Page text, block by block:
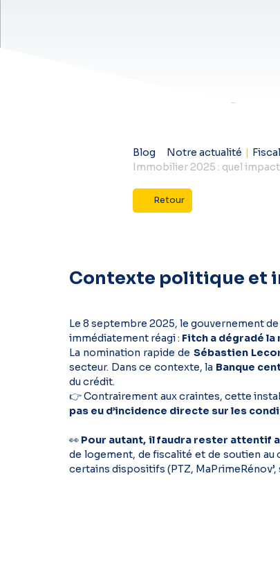
Blog Notre actualité |
Immobilier 2025 : quel
Retour
Contexte politique et
Le 8 septembre 2025, le gouvernement
immédiatement réagi : Fitch a dégradé la
La nomination rapide de Sébastien
secteur. Dans ce contexte, la Banque
du crédit.
👉 Contrairement aux craintes, cette
pas eu d’incidence directe sur les
👀 Pour autant, il faudra rester attentif
de logement, de fiscalité et de soutien
certains dispositifs (PTZ,